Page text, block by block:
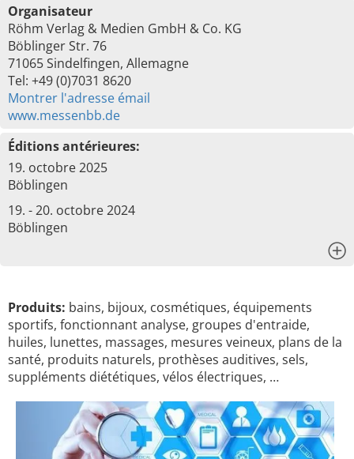
Organisateur
Röhm Verlag & Medien GmbH & Co. KG
Böblinger Str. 76
71065 Sindelfingen, Allemagne
Tel: +49 (0)7031 8620
Montrer l'adresse émail
www.messenbb.de
Éditions antérieures:
19. octobre 2025
Böblingen
19. - 20. octobre 2024
Böblingen
Produits: bains, bijoux, cosmétiques, équipements
sportifs, fonctionnant analyse, groupes d'entraide,
huiles, lunettes, massages, mesures veineux, plans de la
santé, produits naturels, prothèses auditives, sels,
suppléments diététiques, vélos électriques, …